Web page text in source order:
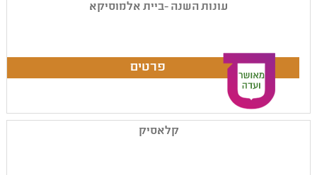
עונות השנה -ביית אלמוסיקא
קלאסיק